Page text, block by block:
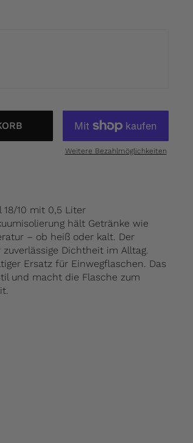
Weitere Bezahlmöglichkeiten
18/10 mit 0,5 Liter
hält Getränke wie
– ob heiß oder kalt. Der
Dichtheit im Alltag.
Ersatz für Einwegflaschen. Das
und macht die Flasche zum